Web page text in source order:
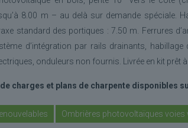
8.00 m – au delà sur demande spéciale.
standard des portiques : 7.50 m. Ferrures
d’intégration par rails drainants,
onduleurs non fournis. Livrée en kit prêt
charges et plans de charpente disponibles
Ombrières photovoltaïques voies